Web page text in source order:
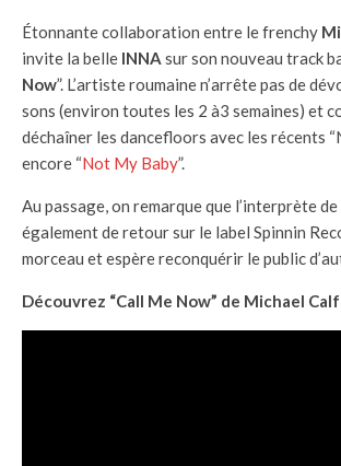
Étonnante collaboration entre le frenchy
invite la belle INNA sur son nouveau track
Now”. L’artiste roumaine n’arrête pas de
sons (environ toutes les 2 à3 semaines) et
déchaîner les dancefloors avec les récents
encore “Not My Baby”.
Au passage, on remarque que l’interprète de
également de retour sur le label Spinnin
morceau et espère reconquérir le public
Découvrez “Call Me Now” de Michael